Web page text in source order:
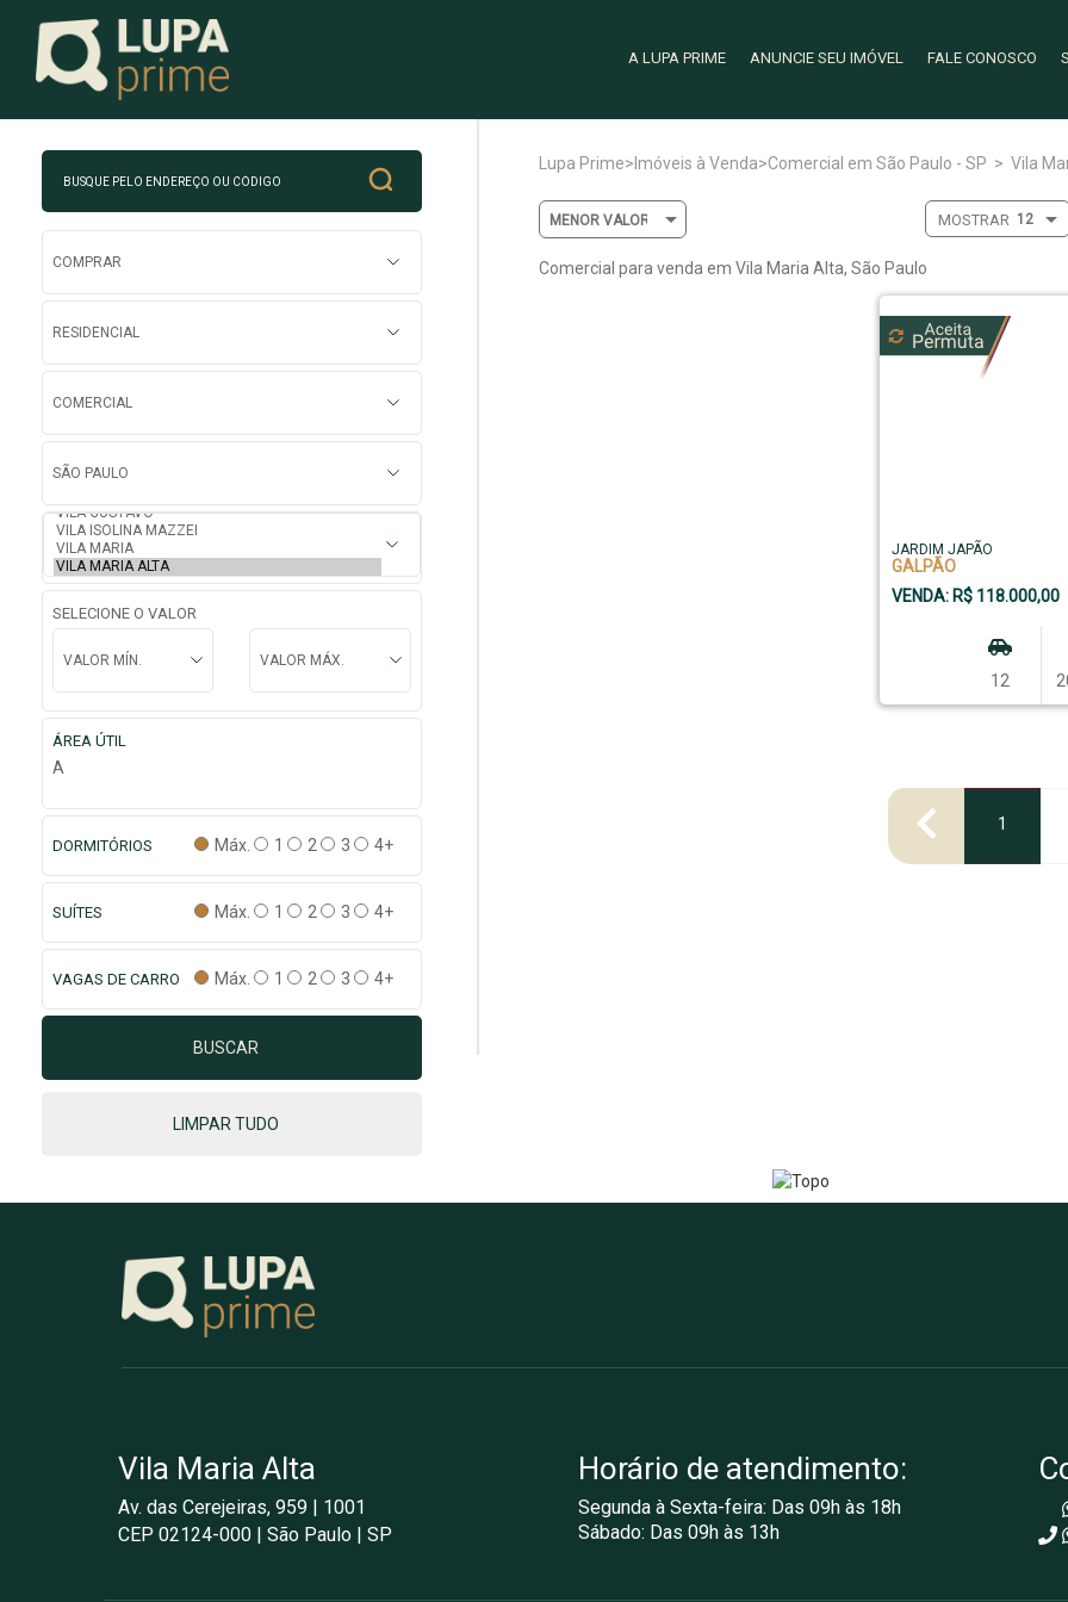
A LUPA PRIME ANUNCIE SEU IMÓVEL FALE CONOSCO
SELECIONE O VALOR
ÁREA ÚTIL
A
DORMITÓRIOS Máx. 1 2 3 4+
SUÍTES Máx. 1 2 3 4+
VAGAS DE CARRO Máx. 1 2 3 4+
Lupa Prime> Imóveis à Venda>Comercial em São Paulo - SP > Vila
MOSTRAR
Comercial para venda em Vila Maria Alta, São Paulo
JARDIM JAPÃO
GALPÃO
VENDA: R$ 118.000,00
12
1
Vila Maria Alta
Av. das Cerejeiras, 959 | 1001
CEP 02124-000 | São Paulo | SP
Horário de atendimento:
Segunda à Sexta-feira: Das 09h às 18h
Sábado: Das 09h às 13h